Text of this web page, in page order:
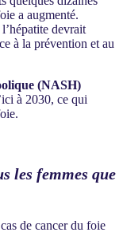
a augmenté.
devrait
à la prévention et au
(NASH)
à 2030, ce qui
les femmes que
de cancer du foie